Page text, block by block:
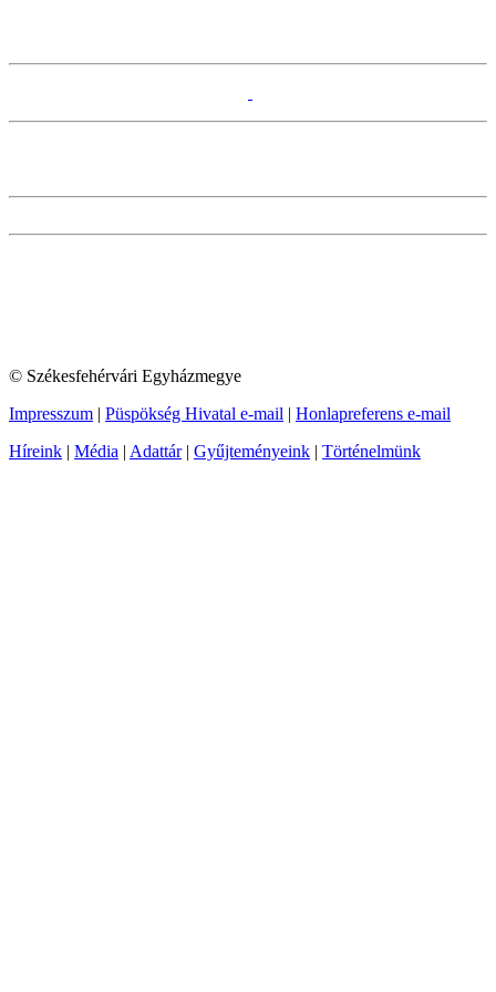
© Székesfehérvári Egyházmegye
Impresszum | Püspökség Hivatal e-mail | Honlapreferens e-mail
Híreink | Média | Adattár| Gyűjteményeink | Történelmünk